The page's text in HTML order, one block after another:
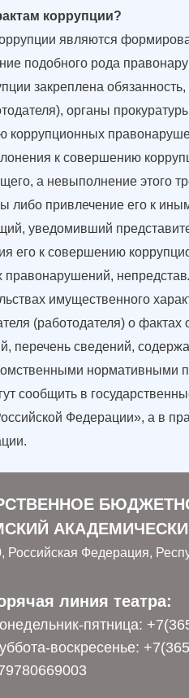
коррупции?
являются
подобного рода
закреплена
органы
коррупционных
к совершению
а невыполнение этого
либо привлечение его к
уведомивший
его к совершению
имущественного
(работодателя) о
сведений,
нормативными
сообщить в
Федерации», а в
Российская Федерация,
линия театра:
пятница:
воскресенье: